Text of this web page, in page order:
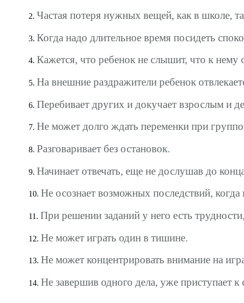
Частая потеря нужных вещей, как в школе,
Когда надо длительное время посидеть
Кажется, что ребенок не слышит, что к
На внешние раздражители ребенок
Перебивает других и докучает взрослым и
Не может долго ждать переменки при
Разговаривает без остановок.
Начинает отвечать, еще не дослушав до
Не осознает возможных последствий,
При решении заданий у него есть
Не может играть один в тишине.
Не может концентрировать внимание на
Не завершив одного дела, уже приступает